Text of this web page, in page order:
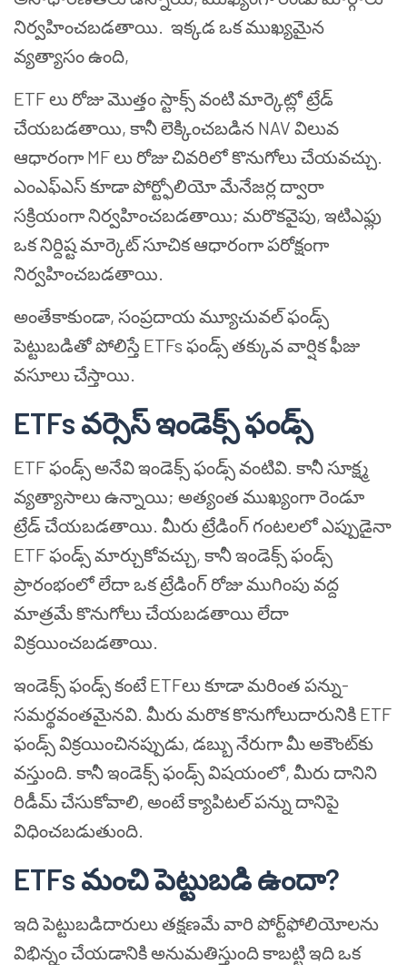
నిర్వహించబడతాయి. ఇక్కడ ఒక ముఖ్యమైన
వ్యత్యాసం ఉంది,
ETF లు రోజు మొత్తం స్టాక్స్ వంటి మార్కెట్లో ట్రేడ్
చేయబడతాయి, కానీ లెక్కించబడిన NAV విలువ
ఆధారంగా MF లు రోజు చివరిలో కొనుగోలు చేయవచ్చు.
ఎంఎఫ్ఎస్ కూడా పోర్ట్ఫోలియో మేనేజర్ల ద్వారా
సక్రియంగా నిర్వహించబడతాయి; మరొకవైపు, ఇటిఎఫ్లు
ఒక నిర్దిష్ట మార్కెట్ సూచిక ఆధారంగా పరోక్షంగా
నిర్వహించబడతాయి.
అంతేకాకుండా, సంప్రదాయ మ్యూచువల్ ఫండ్స్
పెట్టుబడితో పోలిస్తే ETFs ఫండ్స్ తక్కువ వార్షిక ఫీజు
వసూలు చేస్తాయి.
ETFs వర్సెస్ ఇండెక్స్ ఫండ్స్
ETF ఫండ్స్ అనేవి ఇండెక్స్ ఫండ్స్ వంటివి. కానీ సూక్ష్మ
వ్యత్యాసాలు ఉన్నాయి; అత్యంత ముఖ్యంగా రెండూ
ట్రేడ్ చేయబడతాయి. మీరు ట్రేడింగ్ గంటలలో ఎప్పుడైనా
ETF ఫండ్స్ మార్చుకోవచ్చు, కానీ ఇండెక్స్ ఫండ్స్
ప్రారంభంలో లేదా ఒక ట్రేడింగ్ రోజు ముగింపు వద్ద
మాత్రమే కొనుగోలు చేయబడతాయి లేదా
విక్రయించబడతాయి.
ఇండెక్స్ ఫండ్స్ కంటే ETFలు కూడా మరింత పన్ను-
సమర్థవంతమైనవి. మీరు మరొక కొనుగోలుదారునికి ETF
ఫండ్స్ విక్రయించినప్పుడు, డబ్బు నేరుగా మీ అకౌంట్‌కు
వస్తుంది. కానీ ఇండెక్స్ ఫండ్స్ విషయంలో, మీరు దానిని
రిడీమ్ చేసుకోవాలి, అంటే క్యాపిటల్ పన్ను దానిపై
విధించబడుతుంది.
ETFs మంచి పెట్టుబడి ఉందా?
ఇది పెట్టుబడిదారులు తక్షణమే వారి పోర్ట్‌ఫోలియోలను
విభిన్నం చేయడానికి అనుమతిస్తుంది కాబట్టి ఇది ఒక